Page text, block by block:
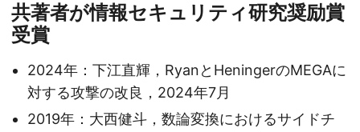
共著者が情報セキュリティ研究奨励賞
受賞
2024年：下江直輝，RyanとHeningerのMEGAに
対する攻撃の改良，2024年7月
2019年：大西健斗，数論変換におけるサイドチ